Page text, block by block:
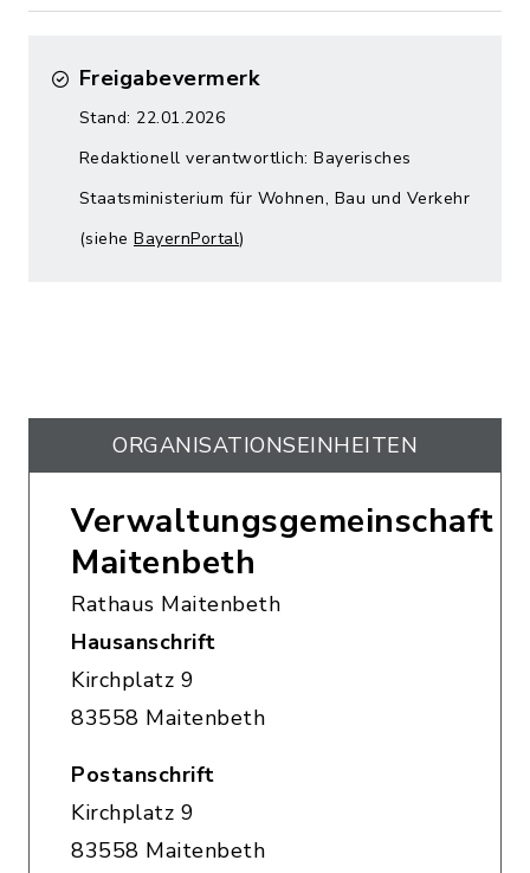
Freigabevermerk
Stand: 22.01.2026
Redaktionell verantwortlich: Bayerisches
Staatsministerium für Wohnen, Bau und Verkehr
(siehe BayernPortal)
ORGANISATIONS­EINHEITEN
Verwaltungsgemeinschaft
Maitenbeth
Rathaus Maitenbeth
Hausanschrift
Kirchplatz 9
83558 Maitenbeth
Postanschrift
Kirchplatz 9
83558 Maitenbeth